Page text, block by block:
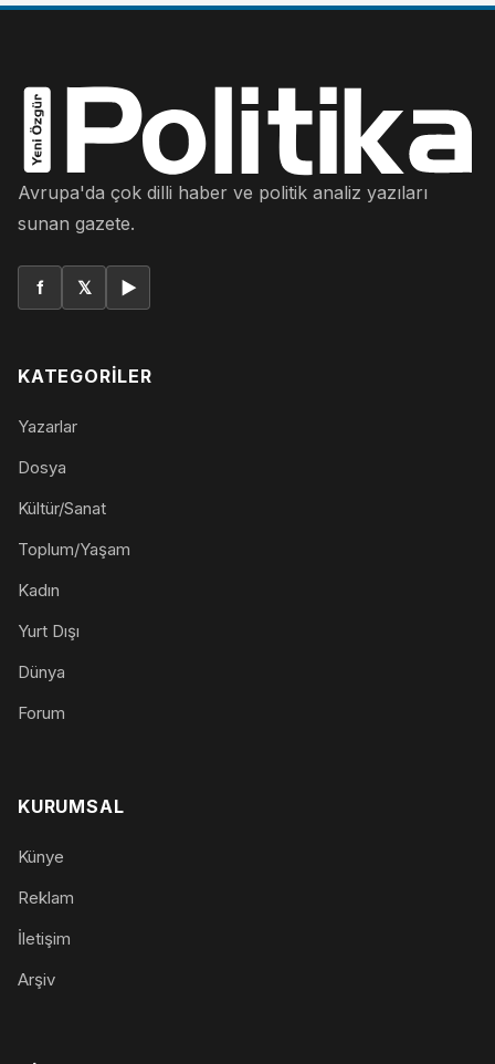
Avrupa'da çok dilli haber ve politik analiz yazıları
sunan gazete.
f 𝕏 ▶
KATEGORILER
Yazarlar
Dosya
Kültür/Sanat
Toplum/Yaşam
Kadın
Yurt Dışı
Dünya
Forum
KURUMSAL
Künye
Reklam
İletişim
Arşiv